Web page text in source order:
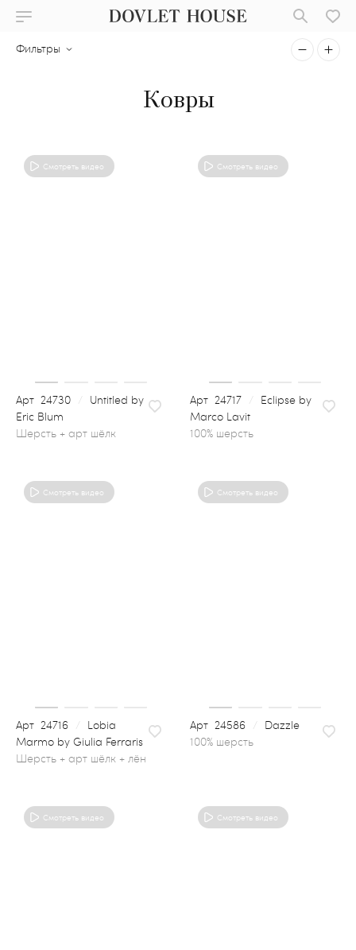
Фильтры
Ковры
Смотреть видео
24730
Untitled by
Eric Blum
Смотреть видео
24717
Eclipse by
Marco Lavit
100% шерсть
Смотреть видео
24716
Lobia
Marmo by Giulia Ferraris
Смотреть видео
24586
Dazzle
100% шерсть
Смотреть видео Смотреть видео